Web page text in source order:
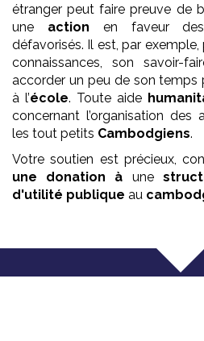
étranger peut faire preuve de
une action en faveur
défavorisés. Il est, par
connaissances, son savoir-
accorder un peu de son temps
à l’école. Toute aide
concernant l’organisation
les tout petits Cambodgiens.
Votre soutien est précieux,
une donation à une
d'utilité publique au